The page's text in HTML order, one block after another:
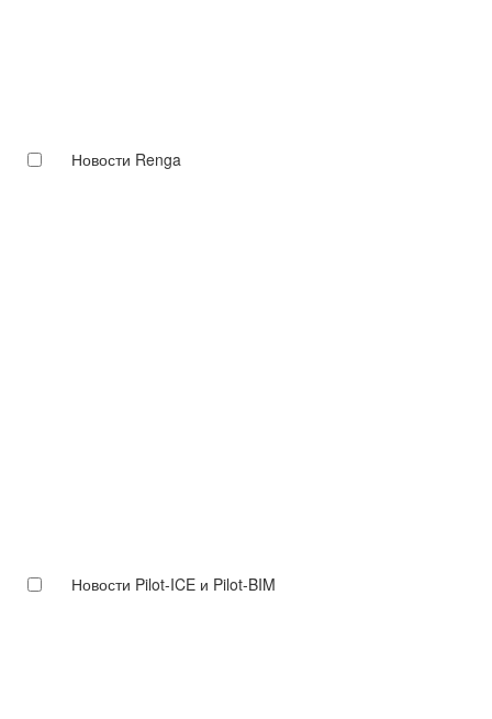
Новости Renga
Новости Pilot-ICE и Pilot-BIM